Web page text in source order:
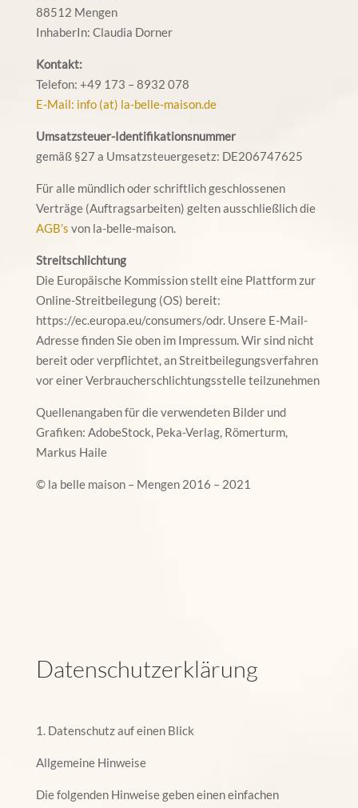
88512 Mengen
InhaberIn: Claudia Dorner
Kontakt:
Telefon: +49 173 – 8932 078
E-Mail: info (at) la-belle-maison.de
Umsatzsteuer-Identifikationsnummer
gemäß §27 a Umsatzsteuergesetz: DE206747625
Für alle mündlich oder schriftlich geschlossenen
Verträge (Auftragsarbeiten) gelten ausschließlich die
AGB’s von la-belle-maison.
Streitschlichtung
Die Europäische Kommission stellt eine Plattform zur
Online-Streitbeilegung (OS) bereit:
https://ec.europa.eu/consumers/odr. Unsere E-Mail-
Adresse finden Sie oben im Impressum. Wir sind nicht
bereit oder verpflichtet, an Streitbeilegungsverfahren
vor einer Verbraucherschlichtungsstelle teilzunehmen
Quellenangaben für die verwendeten Bilder und
Grafiken: AdobeStock, Peka-Verlag, Römerturm,
Markus Haile
© la belle maison – Mengen 2016 – 2021
Datenschutzerklärung
1. Datenschutz auf einen Blick
Allgemeine Hinweise
Die folgenden Hinweise geben einen einfachen